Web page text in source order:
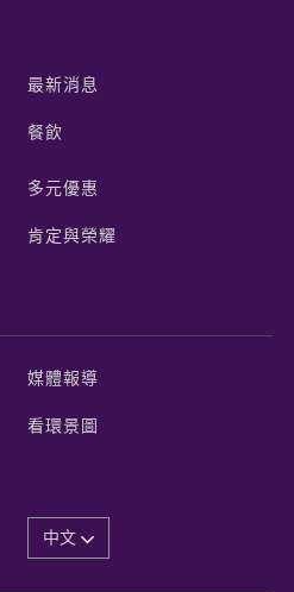
最新消息
餐飲
多元優惠
肯定與榮耀
媒體報導
看環景圖
中文